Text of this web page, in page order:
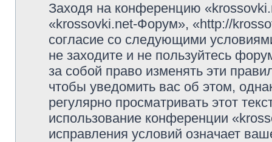
Заходя на конференцию
«krossovki.net-Форум», «http://
согласие со следующими
не заходите и не пользуйтесь
за собой право изменять эти
чтобы уведомить вас об этом,
регулярно просматривать этот
использование конференции
исправления условий означает